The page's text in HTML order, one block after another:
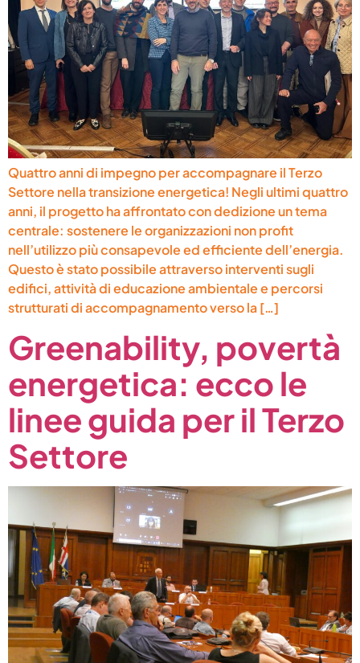
Quattro anni di impegno per accompagnare il Terzo
Settore nella transizione energetica! Negli ultimi quattro
anni, il progetto ha affrontato con dedizione un tema
centrale: sostenere le organizzazioni non profit
nell’utilizzo più consapevole ed efficiente dell’energia.
Questo è stato possibile attraverso interventi sugli
edifici, attività di educazione ambientale e percorsi
strutturati di accompagnamento verso la […]
Greenability, povertà
energetica: ecco le
linee guida per il Terzo
Settore